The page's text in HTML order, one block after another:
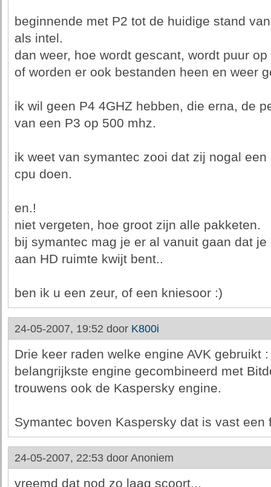
beginnende met P2 tot de huidige stand
als intel.
dan weer, hoe wordt gescant, wordt puur
of worden er ook bestanden heen en weer
ik wil geen P4 4GHZ hebben, die erna, de
van een P3 op 500 mhz.
ik weet van symantec zooi dat zij nogal
cpu doen.
en.!
niet vergeten, hoe groot zijn alle pakketen.
bij symantec mag je er al vanuit gaan dat je
aan HD ruimte kwijt bent..
ben ik u een zeur, of een kniesoor :)
24-05-2007, 19:52 door K800i
Drie keer raden welke engine AVK gebruikt
belangrijkste engine gecombineerd met
trouwens ook de Kaspersky engine.
Symantec boven Kaspersky dat is vast een
24-05-2007, 22:53 door Anoniem
vreemd dat nod zo laag scoort...